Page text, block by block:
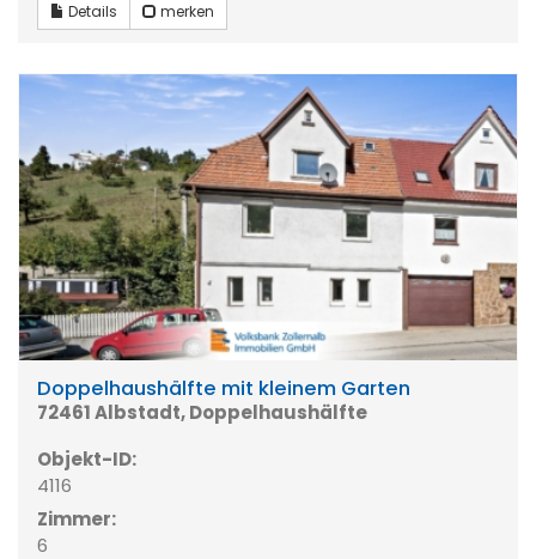
Details merken
Doppelhaushälfte mit kleinem Garten
72461 Albstadt, Doppelhaushälfte
Objekt-ID:
4116
Zimmer:
6